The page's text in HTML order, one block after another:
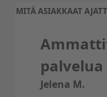
MITÄ ASIAKKAAT
Jelena M.